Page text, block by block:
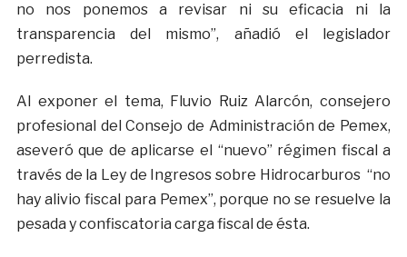
no nos ponemos a revisar ni su eficacia ni la
transparencia del mismo”, añadió el legislador
perredista.
Al exponer el tema, Fluvio Ruiz Alarcón, consejero
profesional del Consejo de Administración de Pemex,
aseveró que de aplicarse el “nuevo” régimen fiscal a
través de la Ley de Ingresos sobre Hidrocarburos “no
hay alivio fiscal para Pemex”, porque no se resuelve la
pesada y confiscatoria carga fiscal de ésta.